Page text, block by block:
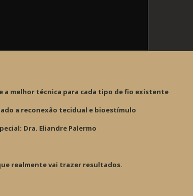
a melhor técnica para cada tipo de fio existente
a reconexão tecidual e bioestímulo
Dra. Eliandre Palermo
realmente vai trazer resultados.